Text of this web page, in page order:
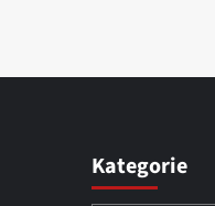
Kategorie